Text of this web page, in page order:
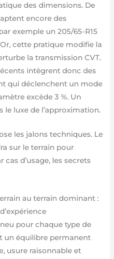
des dimensions. De
encore des
exemple un 205/65-R15
Or, cette pratique modifie la
la transmission CVT.
intègrent donc des
qui déclenchent un mode
excède 3 %. Un
le luxe de l’approximation.
les jalons techniques. Le
sur le terrain pour
cas d’usage, les secrets
au terrain dominant :
pour chaque type de
un équilibre permanent
usure raisonnable et